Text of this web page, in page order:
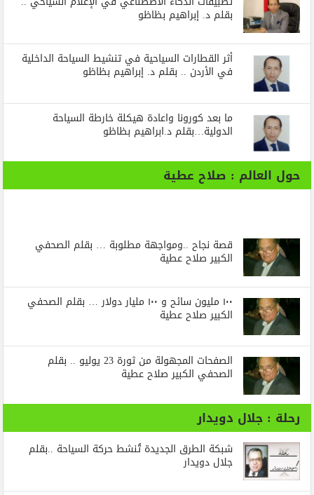
بقلم د. إبراهيم بظاظو
أثر القطارات السياحية في تنشيط السياحة الداخلية
في الأردن .. بقلم د. إبراهيم بظاظو
ما بعد كورونا واعادة هيكلة خارطة السياحة
الدولية…بقلم د.ابراهيم بظاظو
حول العالم : صلاح عطية
قصة نجاح ..ومواجهة مطلوبة … بقلم الصحفي
الكبير صلاح عطية
١٠٠ مليون سائح و ١٠٠ مليار دولار … بقلم الصحفي
الكبير صلاح عطية
الصفحات المجهولة من ثورة 23 يوليو .. بقلم
الصحفي الكبير صلاح عطية
رحلة : جلال دويدار
شبكة الطرق الجديدة تُنشط حركة السياحة ..بقلم
جلال دويدار